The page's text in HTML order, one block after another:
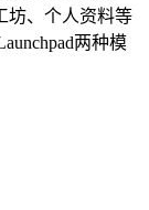
坊、个人资料等
两种模